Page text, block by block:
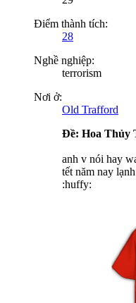
Điểm thành tích:
28
Nghề nghiệp:
terrorism
Nơi ở:
Old Trafford
Ðề: Hoa Thủy
anh v nói hay
tết năm nay
:huffy: